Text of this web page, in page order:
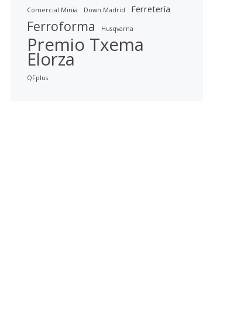
Comercial Minia Down Madrid Ferretería
Ferroforma Husqvarna
Premio Txema
Elorza
QFplus